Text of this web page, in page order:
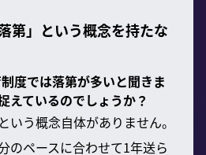
第」という概念を持たな
度では落第が多いと聞きま
えているのでしょうか？
いう概念自体がありません。
のペースに合わせて1年送ら